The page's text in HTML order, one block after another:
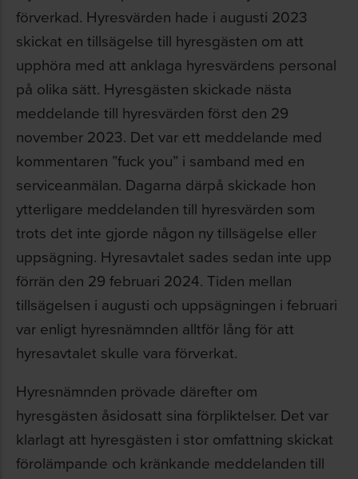
förverkad. Hyresvärden hade i augusti 2023
skickat en tillsägelse till hyresgästen om att
upphöra med att anklaga hyresvärdens personal
på olika sätt. Hyresgästen skickade nästa
meddelande till hyresvärden först den 29
november 2023. Det var ett meddelande med
kommentaren ”fuck you” i samband med en
serviceanmälan. Dagarna därpå skickade hon
ytterligare meddelanden till hyresvärden som
trots det inte gjorde någon ny tillsägelse eller
uppsägning. Hyresavtalet sades sedan inte upp
förrän den 29 februari 2024. Tiden mellan
tillsägelsen i augusti och uppsägningen i februari
var enligt hyresnämnden alltför lång för att
hyresavtalet skulle vara förverkat.
Hyresnämnden prövade därefter om
hyresgästen åsidosatt sina förpliktelser. Det var
klarlagt att hyresgästen i stor omfattning skickat
förolämpande och kränkande meddelanden till